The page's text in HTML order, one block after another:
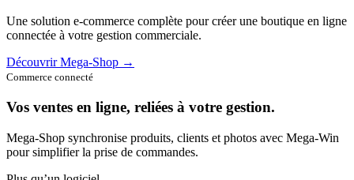
Une solution e-commerce complète pour créer une boutique en ligne
connectée à votre gestion commerciale.
Découvrir Mega-Shop →
Commerce connecté
Vos ventes en ligne, reliées à votre gestion.
Mega-Shop synchronise produits, clients et photos avec Mega-Win
pour simplifier la prise de commandes.